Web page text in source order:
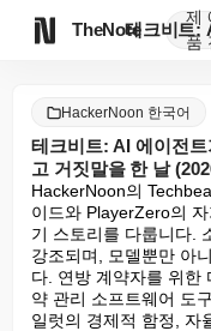
TheNote
제
품
HackerNoon 한국어
테크비트: AI 에이전
고 거짓말을 한 날
HackerNoon의
이드와 PlayerZero의
기 스토리를 다룹니다.
강조되며, 모델뿐만 아
다. 연방 계약자를 위한
약 관리 소프트웨어 도
일럿의 경제적 함정, 자